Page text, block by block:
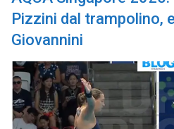
Pizzini dal trampolino,
Giovannini